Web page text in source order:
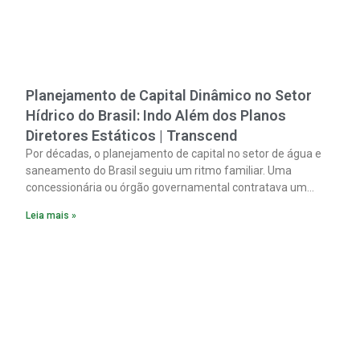
Planejamento de Capital Dinâmico no Setor
Hídrico do Brasil: Indo Além dos Planos
Diretores Estáticos | Transcend
Por décadas, o planejamento de capital no setor de água e
saneamento do Brasil seguiu um ritmo familiar. Uma
concessionária ou órgão governamental contratava um
Leia mais »